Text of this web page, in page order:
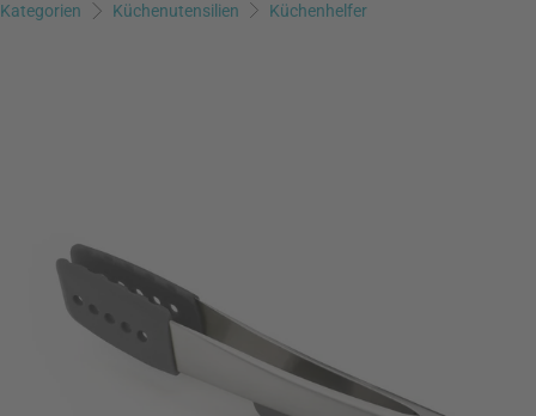
Kategorien Küchenutensilien Küchenhelfer
Wunschliste hinzufügen